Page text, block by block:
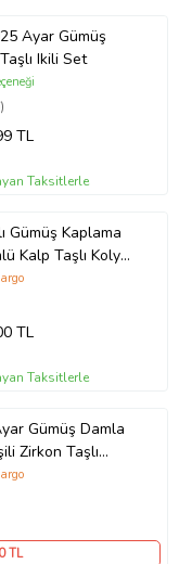
Ayar Gümüş
Ikili Set
TL
Taksitlerle
Gümüş Kaplama
Taşlı Kolye
TL
Taksitlerle
Gümüş Damla
Zirkon Taşlı
Işıklı Lüks
Kadın Takı Seti
TL